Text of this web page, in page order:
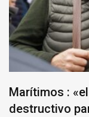
La Autopista
los trabajos